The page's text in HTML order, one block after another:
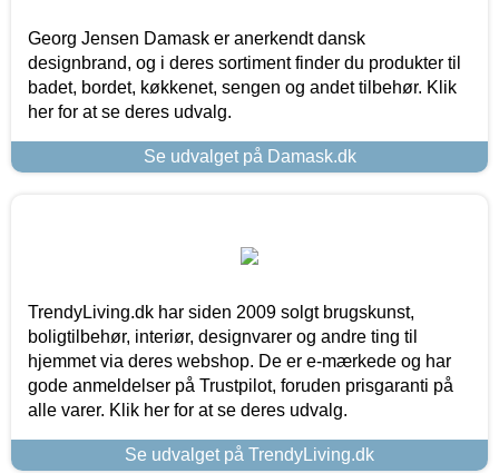
Georg Jensen Damask er anerkendt dansk
designbrand, og i deres sortiment finder du produkter til
badet, bordet, køkkenet, sengen og andet tilbehør. Klik
her for at se deres udvalg.
Se udvalget på Damask.dk
TrendyLiving.dk har siden 2009 solgt brugskunst,
boligtilbehør, interiør, designvarer og andre ting til
hjemmet via deres webshop. De er e-mærkede og har
gode anmeldelser på Trustpilot, foruden prisgaranti på
alle varer. Klik her for at se deres udvalg.
Se udvalget på TrendyLiving.dk